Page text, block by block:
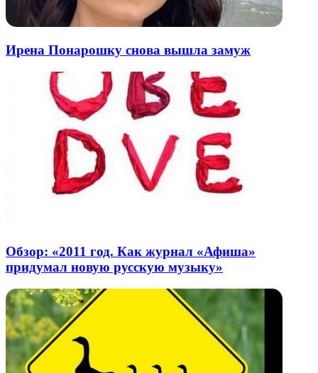
Ирена Понарошку снова вышла замуж
Обзор: «2011 год. Как журнал «Афиша»
придумал новую русскую музыку»